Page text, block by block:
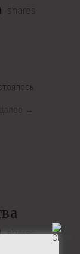
shares
→
shares